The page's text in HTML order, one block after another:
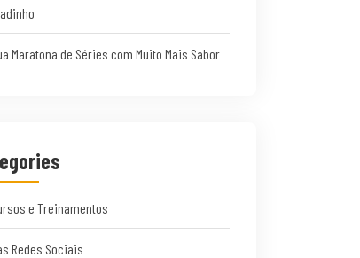
Maratona de Séries com Muito Mais Sabor
e Treinamentos
Redes Sociais